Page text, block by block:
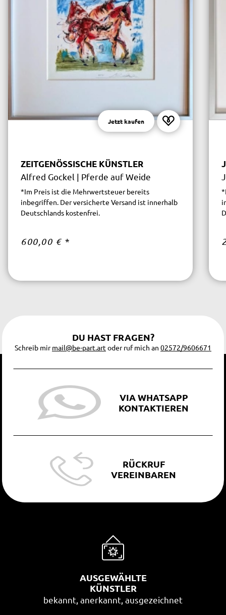
Jetzt kaufen
ZEITGENÖSSISCHE KÜNSTLER
Alfred Gockel | Pferde auf Weide
*Im Preis ist die Mehrwertsteuer bereits
inbegriffen. Der versicherte Versand ist innerhalb
Deutschlands kostenfrei.
600,00 € *
DU HAST FRAGEN?
Schreib mirmail@be-part.artoder ruf mich an 02572/9606671
VIA WHATSAPP
KONTAKTIEREN
RÜCKRUF
VEREINBAREN
AUSGEWÄHLTE
KÜNSTLER
bekannt, anerkannt, ausgezeichnet